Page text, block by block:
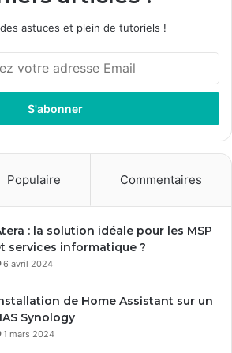
astuces et plein de tutoriels !
Populaire Commentaires
: la solution idéale pour les MSP
services informatique ?
6 avril 2024
de Home Assistant sur un
Synology
1 mars 2024